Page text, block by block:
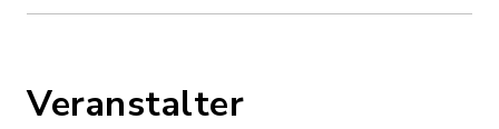
Veranstalter